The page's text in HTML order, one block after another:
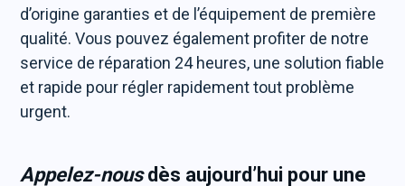
d’origine garanties et de l’équipement de première
qualité. Vous pouvez également profiter de notre
service de réparation 24 heures, une solution fiable
et rapide pour régler rapidement tout problème
urgent.
Appelez-nousdès aujourd’hui pour une